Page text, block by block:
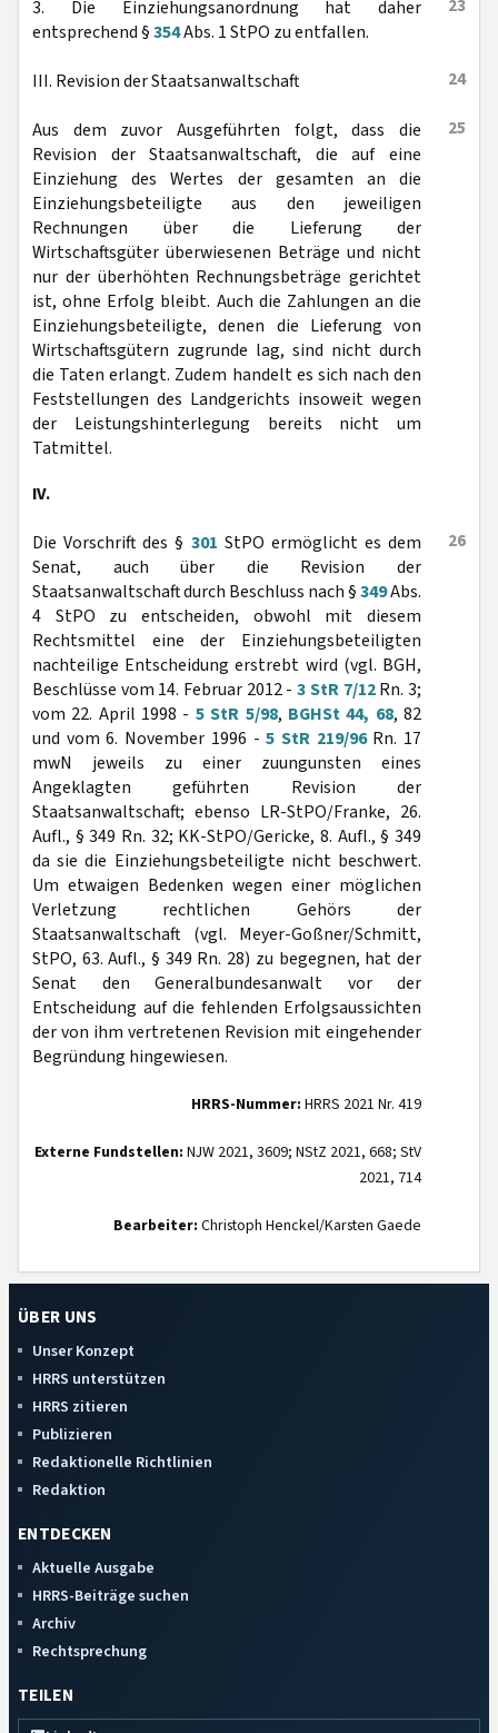
23
3. Die Einziehungsanordnung hat daher
entsprechend §354Abs. 1 StPO zu entfallen.
24
III. Revision der Staatsanwaltschaft
25
Aus dem zuvor Ausgeführten folgt, dass die
Revision der Staatsanwaltschaft, die auf eine
Einziehung des Wertes der gesamten an die
Einziehungsbeteiligte aus den jeweiligen
Rechnungen über die Lieferung der
Wirtschaftsgüter überwiesenen Beträge und nicht
nur der überhöhten Rechnungsbeträge gerichtet
ist, ohne Erfolg bleibt. Auch die Zahlungen an die
Einziehungsbeteiligte, denen die Lieferung von
Wirtschaftsgütern zugrunde lag, sind nicht durch
die Taten erlangt. Zudem handelt es sich nach den
Feststellungen des Landgerichts insoweit wegen
der Leistungshinterlegung bereits nicht um
Tatmittel.
IV.
26
Die Vorschrift des § 301 StPO ermöglicht es dem
Senat, auch über die Revision der
Staatsanwaltschaft durch Beschluss nach §349Abs.
4 StPO zu entscheiden, obwohl mit diesem
Rechtsmittel eine der Einziehungsbeteiligten
nachteilige Entscheidung erstrebt wird (vgl. BGH,
Beschlüsse vom 14. Februar 2012 -3 StR 7/12Rn. 3;
vom 22. April 1998 - 5 StR 5/98, BGHSt 44, 68, 82
und vom 6. November 1996 -5 StR 219/96Rn. 17
mwN jeweils zu einer zuungunsten eines
Angeklagten geführten Revision der
Staatsanwaltschaft; ebenso LR-StPO/Franke, 26.
Aufl., § 349 Rn. 32; KK-StPO/Gericke, 8. Aufl., § 349
da sie die Einziehungsbeteiligte nicht beschwert.
Um etwaigen Bedenken wegen einer möglichen
Verletzung rechtlichen Gehörs der
Staatsanwaltschaft (vgl. Meyer-Goßner/Schmitt,
StPO, 63. Aufl., § 349 Rn. 28) zu begegnen, hat der
Senat den Generalbundesanwalt vor der
Entscheidung auf die fehlenden Erfolgsaussichten
der von ihm vertretenen Revision mit eingehender
Begründung hingewiesen.
HRRS-Nummer: HRRS 2021 Nr. 419
Externe Fundstellen: NJW 2021, 3609; NStZ 2021, 668; StV
2021, 714
Bearbeiter: Christoph Henckel/Karsten Gaede
ÜBER UNS
Unser Konzept
HRRS unterstützen
HRRS zitieren
Publizieren
Redaktionelle Richtlinien
Redaktion
ENTDECKEN
Aktuelle Ausgabe
HRRS-Beiträge suchen
Archiv
Rechtsprechung
TEILEN